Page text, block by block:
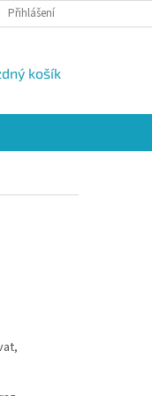
Přihlášení
košík